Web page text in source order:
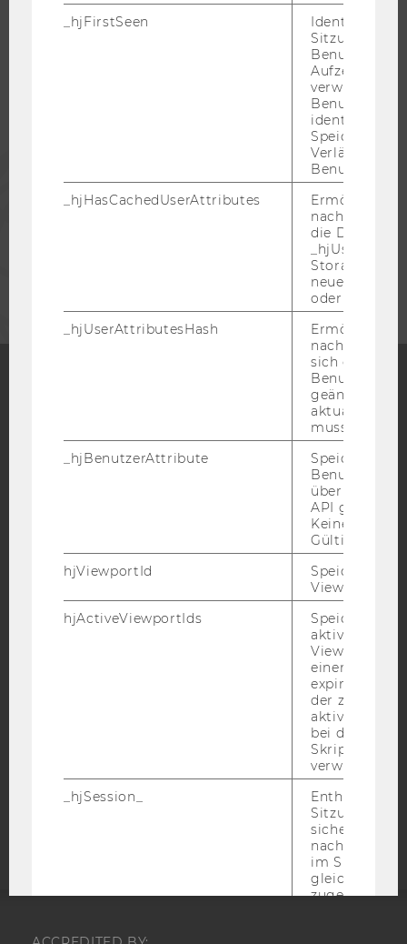
MITARBEITENDE
Blog
Bluesky
BARRIEREFREIHEITSERKLÄRUNG WEBSEITE
DATENSCHUTZERKLÄRUNG SOCIAL MEDIA
STUDIENBEWERBER*INNEN UND STUDIERENDE
Barrierefreiheitserklärung
_hjFirstSeen
Identifiziert
Sitzung eines
Benutzers.
verwendet,
identifizieren.
Verlängert
_hjHasCachedUserAttributes
Ermöglicht
die Daten in
Storage auf
neuesten
oder nicht.
_hjUserAttributesHash
Ermöglicht
sich ein
geändert hat
aktualisiert
muss.
_hjBenutzerAttribute
Speichert
über die
API gesendet
Keine
hjViewportId
Speichert
Viewport-
hjActiveViewportIds
Speichert die
aktiven
Viewports.
einen
der zur
aktiver
bei der
verwendet
_hjSession_
Enthält die
sicher, dass
im
gleichen
zugeordnet